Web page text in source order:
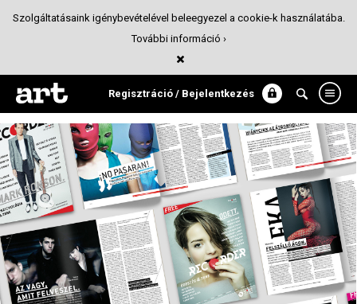
Regisztráció / Bejelentkezés
Recorder magazin
Magazin design
Szolgáltatásaink igénybevételével beleegyezel a cookie-k használatába.
További információ ›